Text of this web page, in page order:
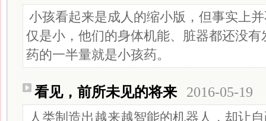
小孩看起来是成人的缩小版，但事实上
仅是小，他们的身体机能、脏器都还没
药的一半量就是小孩药。
看见，前所未见的将来 2016-05-19
人类制造出越来越智能的机器人，却让